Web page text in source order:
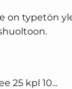
on typetön
25 kpl 10...